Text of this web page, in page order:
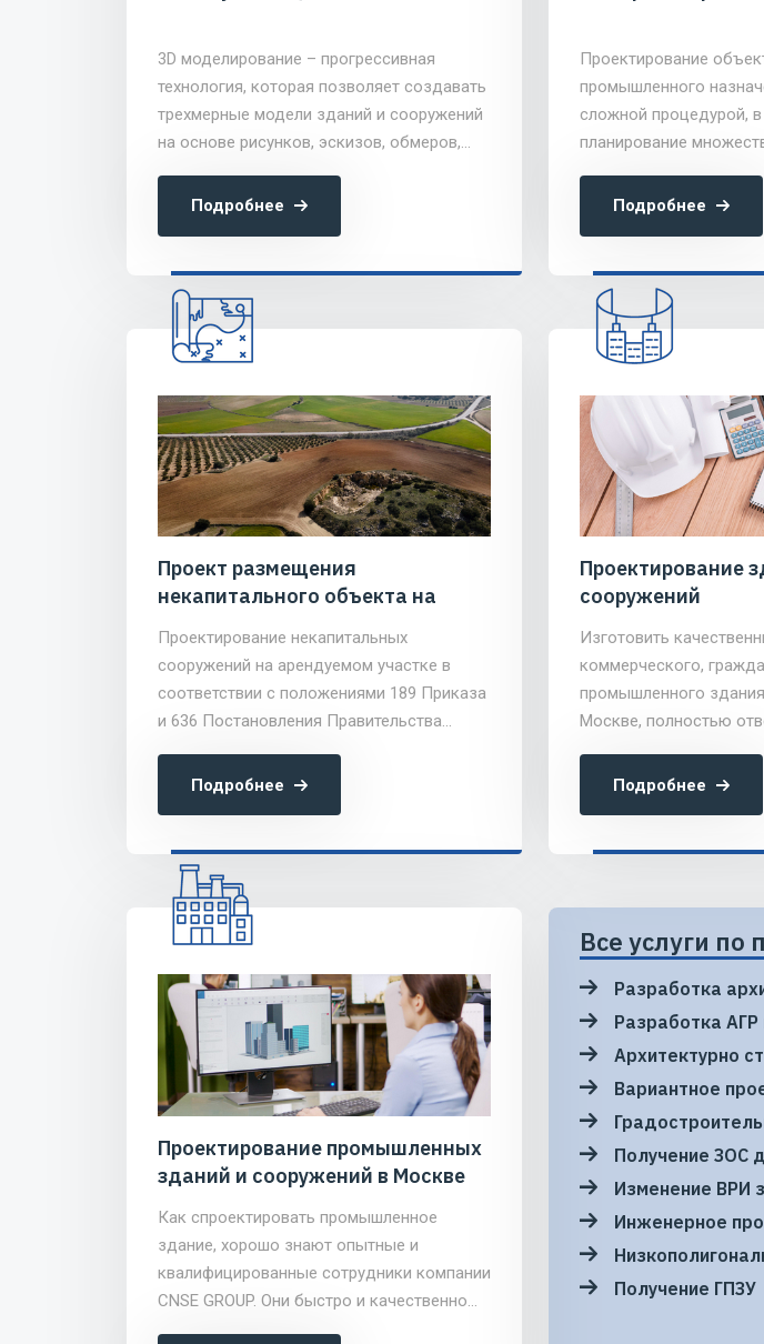
3D моделирование – прогрессивная
технология, которая позволяет создавать
трехмерные модели зданий и сооружений
на основе рисунков, эскизов, обмеров,
информации.
Подробнее
Проектирование
промышленного
сложной процедурой,
планирование
конструкций,
производств в Москве
является CNSE GROUP.
Подробнее
Проект размещения
некапитального объекта на
Проектирование некапитальных
сооружений на арендуемом участке в
соответствии с положениями 189 Приказа
и 636 Постановления Правительства
Подробнее
Проектирование
сооружений
Изготовить
коммерческого,
промышленного
Москве, полностью
требованиям, но и
Подробнее
Проектирование промышленных
зданий и сооружений в Москве
Как спроектировать промышленное
здание, хорошо знают опытные и
квалифицированные сотрудники компании
CNSE GROUP. Они быстро и качественно
Все услуги
Разработка
Разработка АГР
Архитектурно
Вариантное
Получение ЗОС
Изменение ВРИ
Инженерное
Получение ГПЗУ